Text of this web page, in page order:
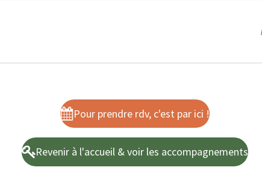
Pour prendre rdv, c'est par ici !
Revenir à l'accueil & voir les accompagnements